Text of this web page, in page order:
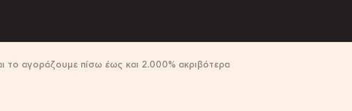
αγοράζουμε πίσω έως και 2.000% ακριβότερα